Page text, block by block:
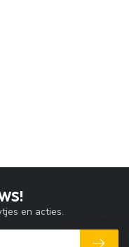
en acties.